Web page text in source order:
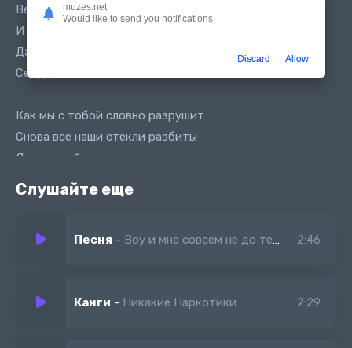
Верни обещание я пойду за тобой
И мне обещай я пойду за тобой
Даже если боли скроет не беда
Сердце мое за тобою по битам
Как мы с тобой словно разрушит
Снова все наши стекли разбиты
Я ищу твой голос среди
Знакомых номеров
Слушайте еще
Песня - Воу и мне совсем не до тебя утром в школу надо но я не пойду 2:46
Канги - Никакие Наркотики 2:29
muzes.net
Would like to send you notifications
Discard Allow